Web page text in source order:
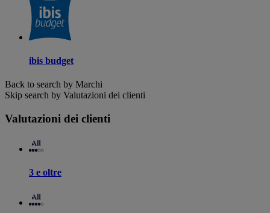
ibis budget
Back to search by Marchi
Skip search by Valutazioni dei clienti
Valutazioni dei clienti
3 e oltre